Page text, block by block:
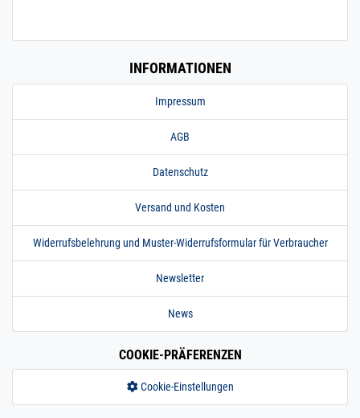
INFORMATIONEN
Impressum
AGB
Datenschutz
Versand und Kosten
Widerrufsbelehrung und Muster-Widerrufsformular für Verbraucher
Newsletter
News
COOKIE-PRÄFERENZEN
Cookie-Einstellungen